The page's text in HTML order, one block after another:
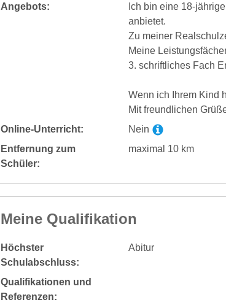
Angebots:
Ich bin eine 18-
anbietet.
Zu meiner
Meine
3. schriftliches Fach
Wenn ich Ihrem Kind
Mit freundlichen
Online-Unterricht:
Nein
Entfernung zum
Schüler:
maximal 10 km
Meine Qualifikation
Höchster
Schulabschluss:
Abitur
Qualifikationen und
Referenzen: